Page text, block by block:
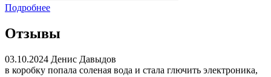
Подробнее
Отзывы
03.10.2024 Денис Давыдов
в коробку попала соленая вода и стала глючить электроника,